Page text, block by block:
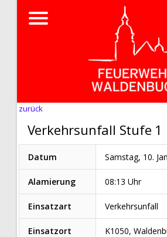
zurück
Verkehrsunfall Stufe 1
Datum Samstag, 10.
Alamierung 08:13 Uhr
Einsatzart Verkehrsunfall
Einsatzort K1050,